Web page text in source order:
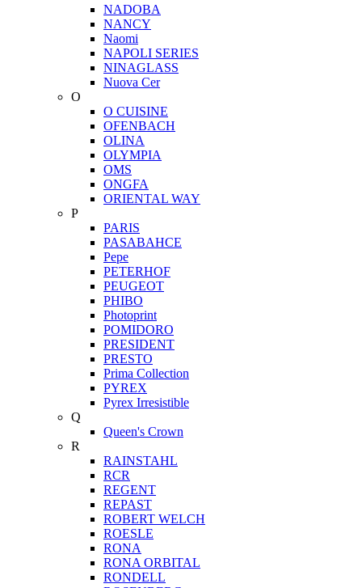
NADOBA
NANCY
Naomi
NAPOLI SERIES
NINAGLASS
Nuova Cer
O
O CUISINE
OFENBACH
OLINA
OLYMPIA
OMS
ONGFA
ORIENTAL WAY
P
PARIS
PASABAHCE
Pepe
PETERHOF
PEUGEOT
PHIBO
Photoprint
POMIDORO
PRESIDENT
PRESTO
Prima Collection
PYREX
Pyrex Irresistible
Q
Queen's Crown
R
RAINSTAHL
RCR
REGENT
REPAST
ROBERT WELCH
ROESLE
RONA
RONA ORBITAL
RONDELL